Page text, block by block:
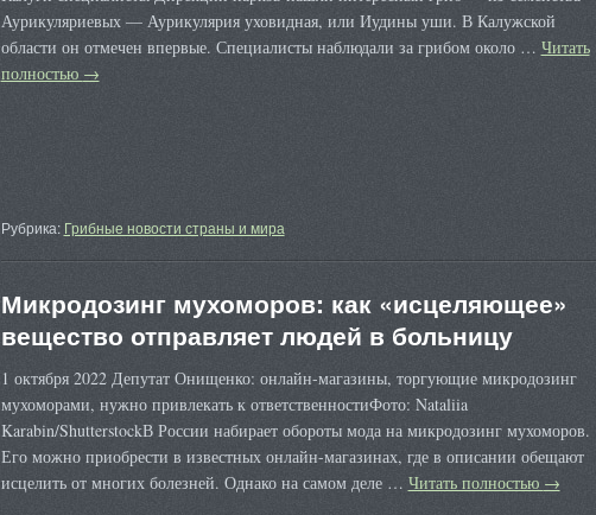
Аурикуляриевых — Аурикулярия уховидная, или Иудины уши. В Калужской
области он отмечен впервые. Специалисты наблюдали за грибом около … Читать
полностью →
Рубрика: Грибные новости страны и мира
Микродозинг мухоморов: как «исцеляющее»
вещество отправляет людей в больницу
1 октября 2022 Депутат Онищенко: онлайн-магазины, торгующие микродозинг
мухоморами, нужно привлекать к ответственностиФото: Nataliia
Karabin/ShutterstockВ России набирает обороты мода на микродозинг мухоморов.
Его можно приобрести в известных онлайн-магазинах, где в описании обещают
исцелить от многих болезней. Однако на самом деле … Читать полностью →